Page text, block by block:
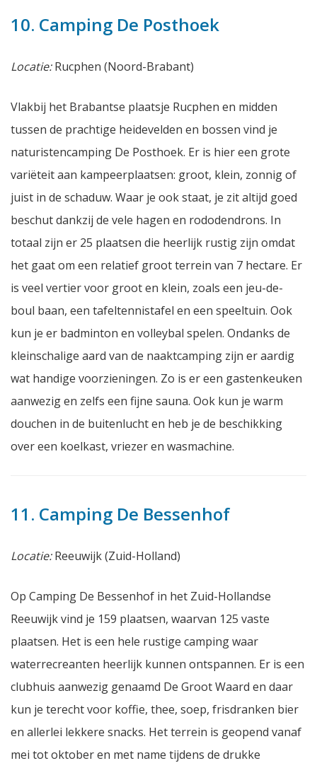
10. Camping De Posthoek
Locatie:Rucphen (Noord-Brabant)
Vlakbij het Brabantse plaatsje Rucphen en midden
tussen de prachtige heidevelden en bossen vind je
naturistencamping De Posthoek. Er is hier een grote
variëteit aan kampeerplaatsen: groot, klein, zonnig of
juist in de schaduw. Waar je ook staat, je zit altijd goed
beschut dankzij de vele hagen en rododendrons. In
totaal zijn er 25 plaatsen die heerlijk rustig zijn omdat
het gaat om een relatief groot terrein van 7 hectare. Er
is veel vertier voor groot en klein, zoals een jeu-de-
boul baan, een tafeltennistafel en een speeltuin. Ook
kun je er badminton en volleybal spelen. Ondanks de
kleinschalige aard van de naaktcamping zijn er aardig
wat handige voorzieningen. Zo is er een gastenkeuken
aanwezig en zelfs een fijne sauna. Ook kun je warm
douchen in de buitenlucht en heb je de beschikking
over een koelkast, vriezer en wasmachine.
11. Camping De Bessenhof
Locatie:Reeuwijk (Zuid-Holland)
Op Camping De Bessenhof in het Zuid-Hollandse
Reeuwijk vind je 159 plaatsen, waarvan 125 vaste
plaatsen. Het is een hele rustige camping waar
waterrecreanten heerlijk kunnen ontspannen. Er is een
clubhuis aanwezig genaamd De Groot Waard en daar
kun je terecht voor koffie, thee, soep, frisdranken bier
en allerlei lekkere snacks. Het terrein is geopend vanaf
mei tot oktober en met name tijdens de drukke